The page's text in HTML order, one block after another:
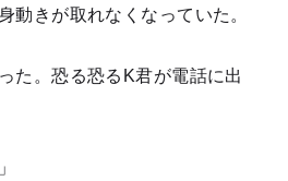
動きが取れなくなっていた。
た。恐る恐るK君が電話に出